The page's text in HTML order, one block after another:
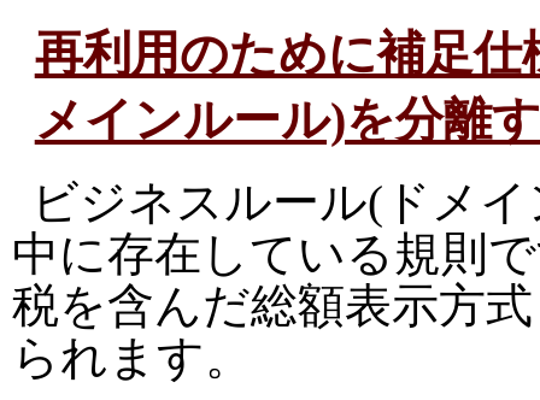
再利用のために補足
メインルール)を分離
ビジネスルール(ドメ
中に存在している規則
税を含んだ総額表示方
られます。